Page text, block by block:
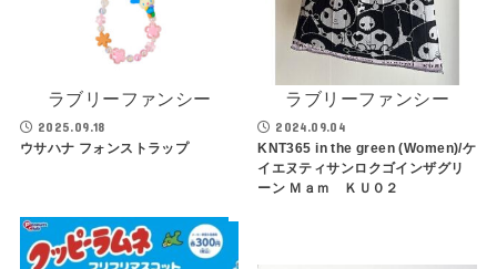
ラブリーファンシー
2025.09.18
ウサハナ フォンストラップ
ラブリーファンシー
2024.09.04
KNT365 in the green (Women)/ケ
イエヌティサンロクゴインザグリ
ーン Ｍａｍ ＫＵ０２